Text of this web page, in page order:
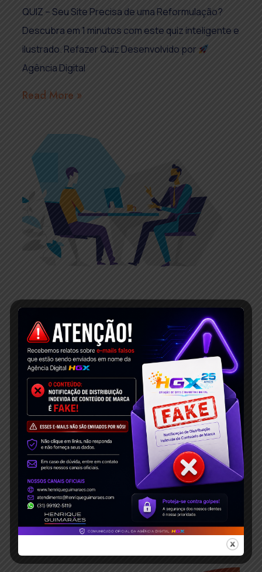
QUIZ – Seu Site Precisa de uma Reformulação?
Descubra em 1 minutos com este quiz inteligente e
ilustrado. Refazer Quiz Desenvolvido por
Agência Digital
Read More »
Política De Privacidade
10 de maio de 2023 Nenhum comentário
A sua privacidade é importante para nós. É política
da Agência Digital HGX Criação de Sites e
marketing Digital respeitar a sua privacidade em
relação
Read More »